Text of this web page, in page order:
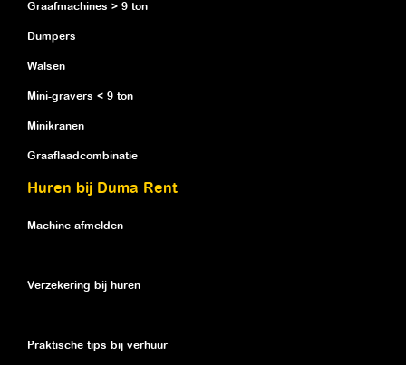
Graafmachines > 9 ton
Dumpers
Walsen
Mini-gravers < 9 ton
Minikranen
Graaflaadcombinatie
Huren bij Duma Rent
Machine afmelden
Verzekering bij huren
Praktische tips bij verhuur